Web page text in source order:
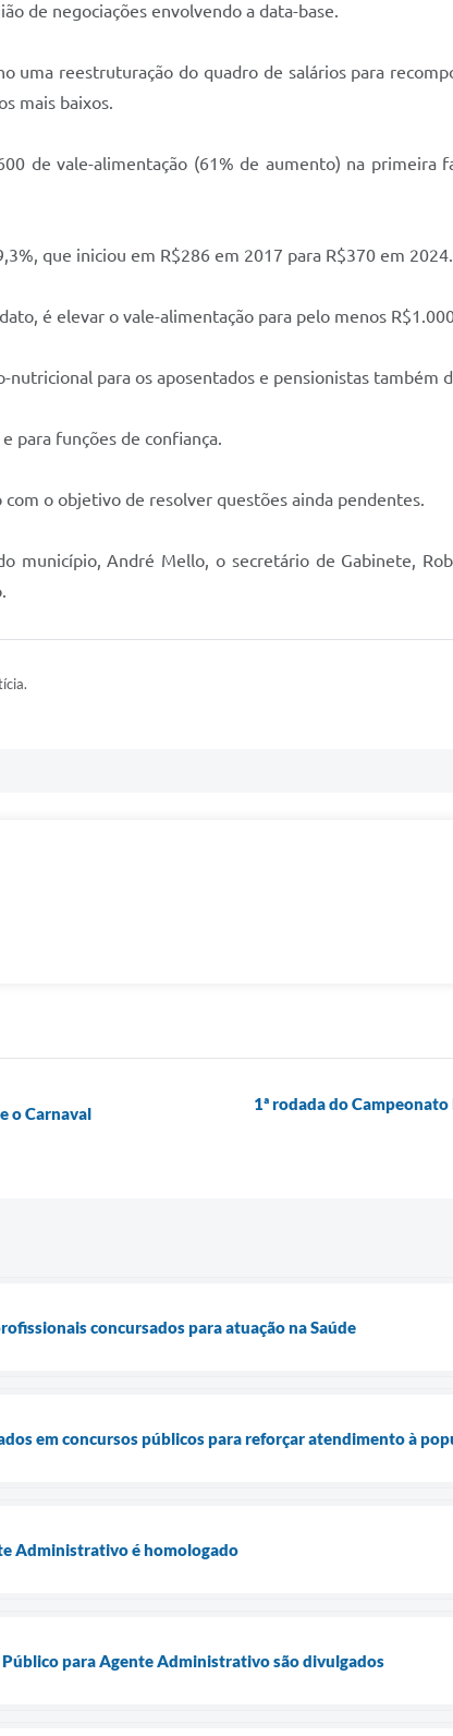
de negociações envolvendo a data-base.
uma reestruturação do quadro de salários para
mais baixos.
de vale-alimentação (61% de aumento) na primeira
que iniciou em R$286 em 2017 para R$370 em 2024.
é elevar o vale-alimentação para pelo menos
para os aposentados e pensionistas também
para funções de confiança.
o objetivo de resolver questões ainda pendentes.
município, André Mello, o secretário de Gabinete,
o Carnaval
1ª rodada do
concursados para atuação na Saúde
em concursos públicos para reforçar atendimento à
Administrativo é homologado
Público para Agente Administrativo são divulgados